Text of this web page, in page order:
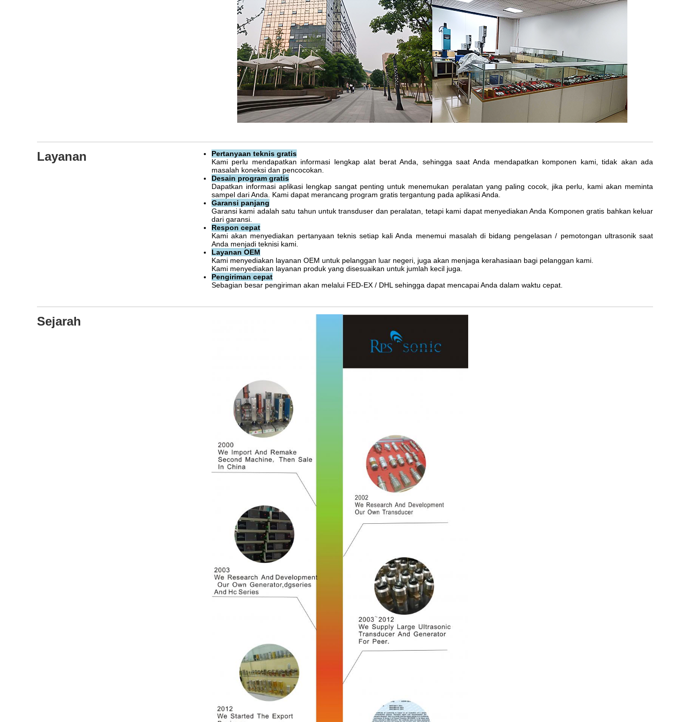
Layanan
Pertanyaan teknis gratis
Kami perlu mendapatkan informasi lengkap alat berat Anda, sehingga saat Anda mendapatkan komponen kami, tidak akan ada
masalah koneksi dan pencocokan.
Desain program gratis
Dapatkan informasi aplikasi lengkap sangat penting untuk menemukan peralatan yang paling cocok, jika perlu, kami akan meminta
sampel dari Anda. Kami dapat merancang program gratis tergantung pada aplikasi Anda.
Garansi panjang
Garansi kami adalah satu tahun untuk transduser dan peralatan, tetapi kami dapat menyediakan Anda Komponen gratis bahkan keluar
dari garansi.
Respon cepat
Kami akan menyediakan pertanyaan teknis setiap kali Anda menemui masalah di bidang pengelasan / pemotongan ultrasonik saat
Anda menjadi teknisi kami.
Layanan OEM
Kami menyediakan layanan OEM untuk pelanggan luar negeri, juga akan menjaga kerahasiaan bagi pelanggan kami.
Kami menyediakan layanan produk yang disesuaikan untuk jumlah kecil juga.
Pengiriman cepat
Sebagian besar pengiriman akan melalui FED-EX / DHL sehingga dapat mencapai Anda dalam waktu cepat.
Sejarah